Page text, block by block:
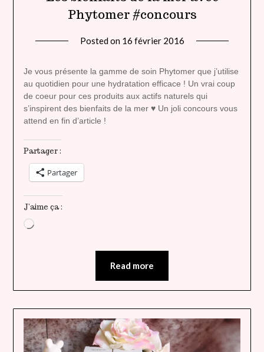
Phytomer #concours
Posted on 16 février 2016
heavenly
Je vous présente la gamme de soin Phytomer que j’utilise
au quotidien pour une hydratation efficace ! Un vrai coup
de coeur pour ces produits aux actifs naturels qui
s’inspirent des bienfaits de la mer ♥ Un joli concours vous
attend en fin d’article !
Partager :
Partager
J’aime ça :
Chargement…
Read more